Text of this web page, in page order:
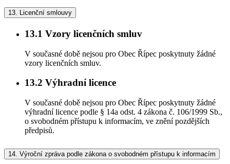
13. Licenční smlouvy
13.1 Vzory licenčních smluv
V současné době nejsou pro Obec Řípec poskytnuty žádné
vzory licenčních smluv.
13.2 Výhradní licence
V současné době nejsou pro Obec Řípec poskytnuty žádné
výhradní licence podle § 14a odst. 4 zákona č. 106/1999 Sb.,
o svobodném přístupu k informacím, ve znění pozdějších
předpisů.
14. Výroční zpráva podle zákona o svobodném přístupu k informacím